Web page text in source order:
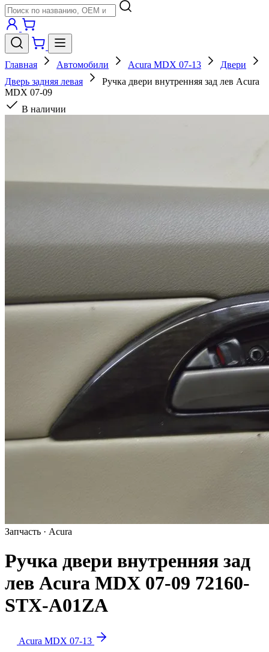
Главная Автомобили Acura MDX 07-13
Двери
Дверь задняя левая
Ручка двери внутренняя зад лев Acura
MDX 07-09
В наличии
Запчасть · Acura
Ручка двери внутренняя зад
лев Acura MDX 07-09 72160-
STX-A01ZA
Acura MDX 07-13